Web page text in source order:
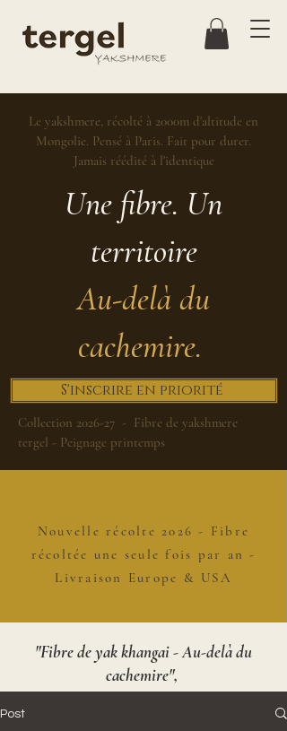
Le yakshmere, récolté à 2000m d'altitude en
Mongolie. Pensé à Paris. Fait pour durer.
Jamais réédité à l'identique
Une fibre. Un
territoire
Au-delà du
cachemire.
S'inscrire en priorité
Collection 2026-27 - Fibre de yakshmere
tergel - Peignage printemps
Nouvelle récolte 2026 - Fibre
récoltée une seule fois par an -
Livraison Europe & USA
"Fibre de yak khangai - Au-delà du
cachemire",
Post